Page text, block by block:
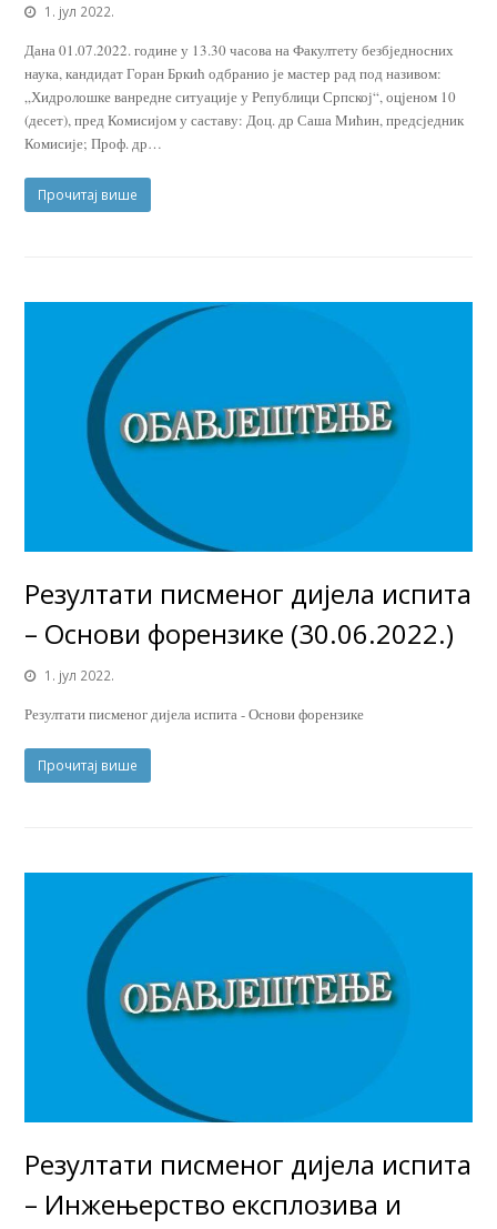
1. јул 2022.
Дана 01.07.2022. године у 13.30 часова на Факултету безбједносних
наука, кандидат Горан Бркић одбранио је мастер рад под називом:
„Хидролошке ванредне ситуације у Републици Српској“, оцјеном 10
(десет), пред Комисијом у саставу: Доц. др Саша Мићин, предсједник
Комисије; Проф. др…
Прочитај више
Резултати писменог дијела испита
– Основи форензике (30.06.2022.)
1. јул 2022.
Резултати писменог дијела испита - Основи форензике
Прочитај више
Резултати писменог дијела испита
– Инжењерство експлозива и